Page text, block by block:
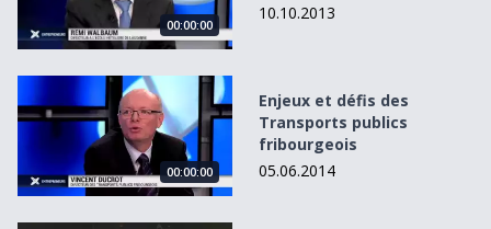
00:00:00
10.10.2013
Enjeux et défis des Transports publics fribourgeois
00:00:00
Enjeux et défis des
Transports publics
fribourgeois
05.06.2014